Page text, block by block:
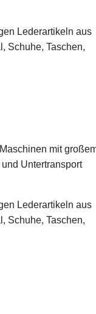
Lederartikeln aus
Schuhe, Taschen,
mit
Untertransport
Lederartikeln aus
Schuhe, Taschen,